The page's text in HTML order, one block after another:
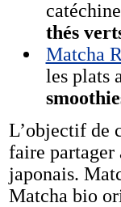
thés
Matcha
les plats
L’objectif de
faire partager
japonais.
Matcha bio